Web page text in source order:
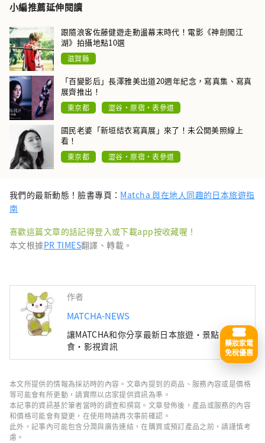
小編推薦延伸閱讀
跟隨浪客佐藤健遊走動盪幕末時代！電影《神劍闖江
湖》拍攝地點10選
滋賀縣
「百變影后」長澤雅美出道20週年紀念，寫真集、寫真
展齊推出！
東京都 澀谷・原宿・表參道
國民老婆「新垣結衣寫真展」來了！未公開美照線上
看！
東京都 澀谷・原宿・表參道
我們的最新動態！臉書專頁： Matcha 與在地人同趣的日本旅遊指
南
喜歡這篇文章的話記得登入或下載app按收藏喔！
本文根據PR TIMES翻譯、轉載。
作者
MATCHA-NEWS
讓MATCHA和你分享最新日本旅遊・景點・美
食・影視資訊
本文所提供的情報為採訪時的內容。文章內提到的商品、服務內容或是價格
等可能會有所更動，請實際以店家提供資訊為準。
本記事的資訊基於筆者當時的調查和撰寫。文章發佈後，產品或服務的內容
和價格可能會有變更，在使用時請再次事前確認。
此外，記事內可能包含分潤與廣告連結，在購買或預訂產品之前，請謹慎考
慮。
藥妝家電
免稅優惠